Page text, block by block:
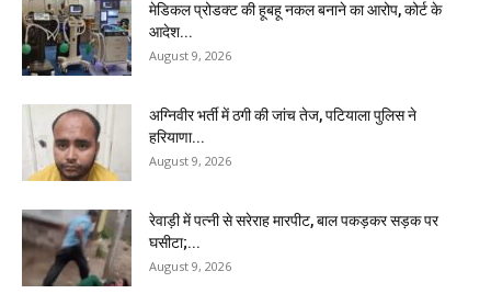
मेडिकल प्रोडक्ट की हूबहू नकल बनाने का आरोप, कोर्ट के
आदेश...
August 9, 2026
अग्निवीर भर्ती में ठगी की जांच तेज, पटियाला पुलिस ने
हरियाणा...
August 9, 2026
रेवाड़ी में पत्नी से सरेराह मारपीट, बाल पकड़कर सड़क पर
घसीटा;...
August 9, 2026